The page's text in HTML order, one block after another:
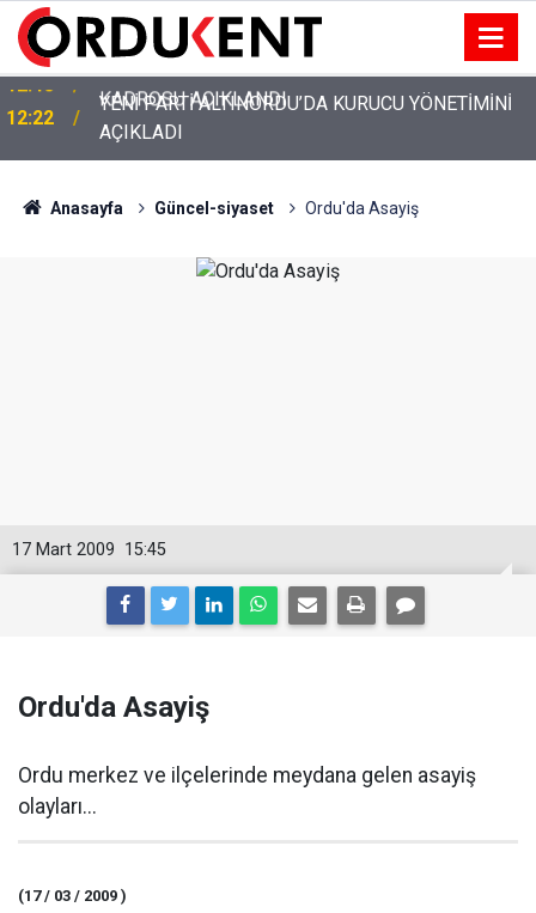
12:22
YENİ PARTİ ALTINORDU’DA KURUCU YÖNETİMİNİ
AÇIKLADI
Anasayfa Güncel-siyaset Ordu'da Asayiş
15:45
17 Mart 2009
Ordu'da Asayiş
Ordu merkez ve ilçelerinde meydana gelen asayiş
olayları...
(17 / 03 / 2009 )